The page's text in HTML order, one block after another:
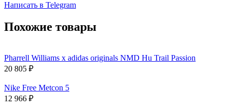
Написать в Telegram
Похожие товары
Pharrell Williams x adidas originals NMD Hu Trail Passion
20 805 ₽
Nike Free Metcon 5
12 966 ₽